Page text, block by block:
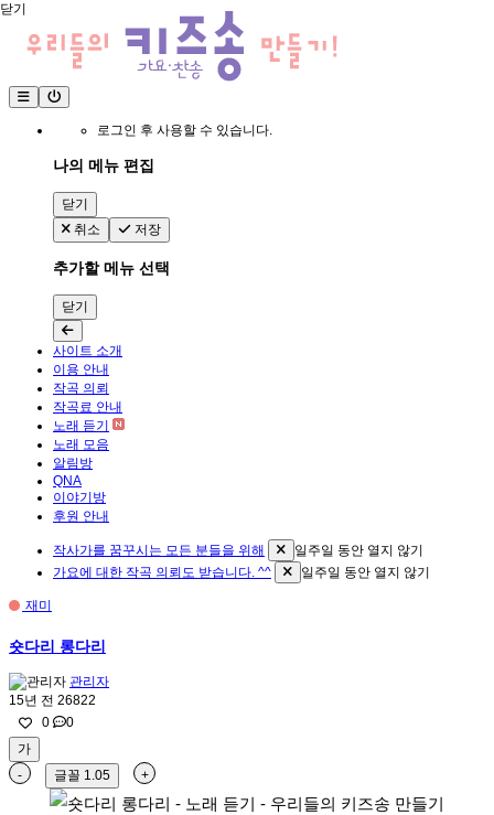
로그인 후 사용할 수 있습니다.
나의 메뉴 편집
닫기
취소
저장
추가할 메뉴 선택
닫기
사이트 소개
이용 안내
작곡 의뢰
작곡료 안내
노래 듣기
노래 모음
알림방
QNA
이야기방
후원 안내
작사가를 꿈꾸시는 모든 분들을 위해
일주일 동안 열지 않기
가요에 대한 작곡 의뢰도 받습니다. ^^
일주일 동안 열지 않기
재미
숏다리 롱다리
관리자
15년 전 26822
0
0
가
-
글꼴 1.05 +
닫기